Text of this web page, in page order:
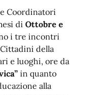
Coordinatori
di Ottobre e
i tre incontri
della
e luoghi, ore da
in quanto
alla